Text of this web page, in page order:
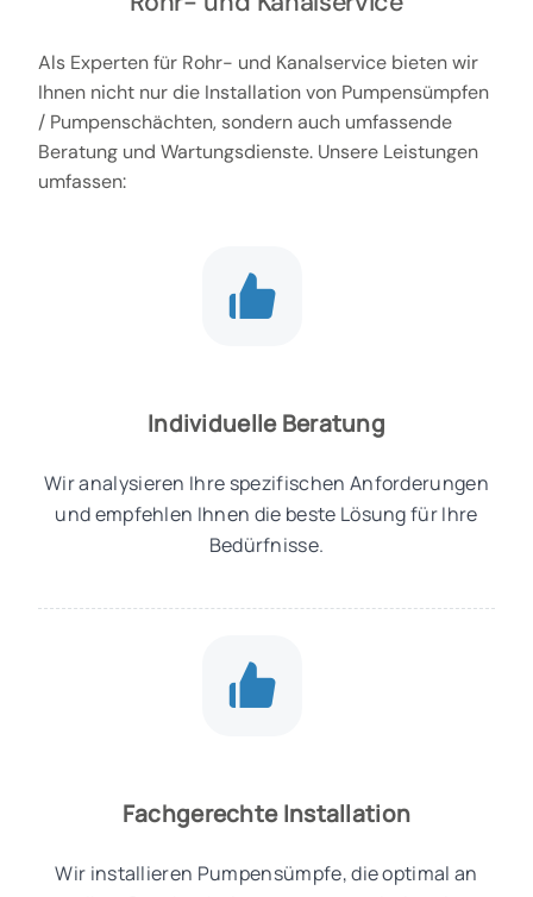
Als Experten für Rohr- und Kanalservice bieten wir
Ihnen nicht nur die Installation von Pumpensümpfen
/ Pumpenschächten, sondern auch umfassende
Beratung und Wartungsdienste. Unsere Leistungen
umfassen:
Individuelle Beratung
Wir analysieren Ihre spezifischen Anforderungen
und empfehlen Ihnen die beste Lösung für Ihre
Bedürfnisse.
Fachgerechte Installation
Wir installieren Pumpensümpfe, die optimal an